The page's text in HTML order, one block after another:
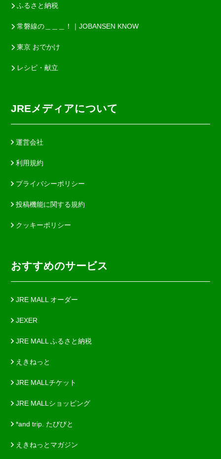
ふるさと納税
常磐線の＿＿＿！｜JOBANSEN KNOW
東京 おでかけ
レシピ・献立
JREメディアについて
運営会社
利用規約
プライバシーポリシー
投稿機能に関する規約
クッキーポリシー
おすすめのサービス
JRE MALL オーダー
JEXER
JRE MALL ふるさと納税
えきねっと
JRE MALLチケット
JRE MALLショッピング
*and trip. たびびと
えきねっとマガジン